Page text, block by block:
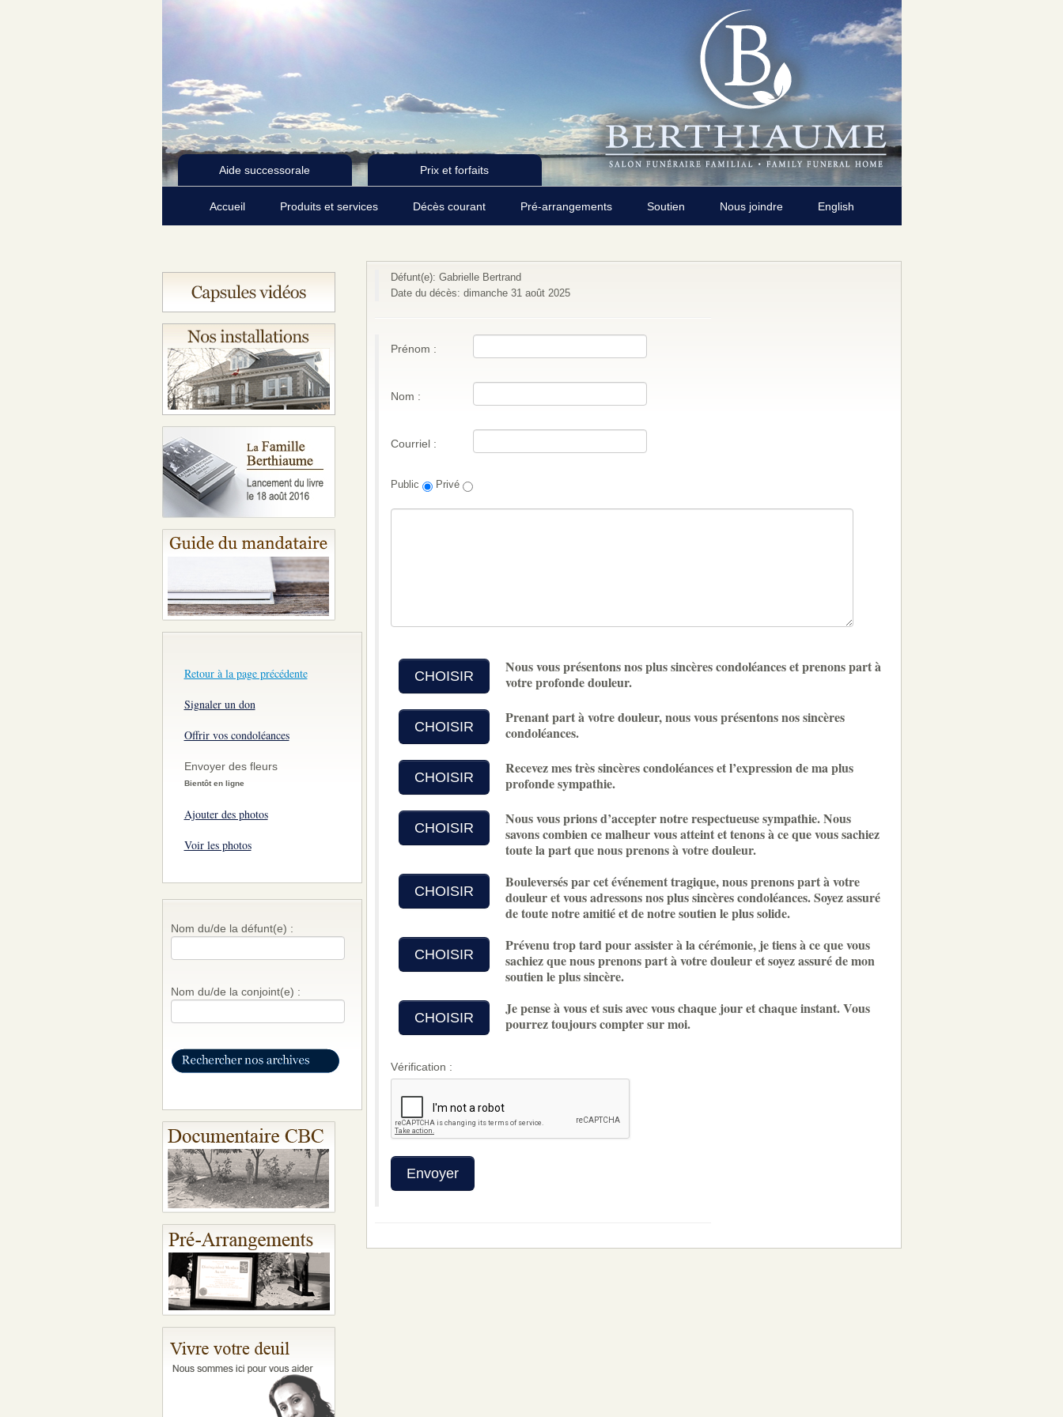
Aide successorale Prix et forfaits
Accueil Produits et services Décès courant Pré-arrangements Soutien Nous joindre English
Retour à la page précédente
Signaler un don
Offrir vos condoléances
Envoyer des fleurs
Bientôt en ligne
Ajouter des photos
Voir les photos
Nom du/de la défunt(e) :
Nom du/de la conjoint(e) :
Défunt(e): Gabrielle Bertrand
Date du décès: dimanche 31 août 2025
Prénom :
Nom :
Courriel :
Public Privé
CHOISIR
Nous vous présentons nos plus sincères condoléances et prenons part à
votre profonde douleur.
CHOISIR
Prenant part à votre douleur, nous vous présentons nos sincères
condoléances.
CHOISIR
Recevez mes très sincères condoléances et l’expression de ma plus
profonde sympathie.
CHOISIR
Nous vous prions d’accepter notre respectueuse sympathie. Nous
savons combien ce malheur vous atteint et tenons à ce que vous sachiez
toute la part que nous prenons à votre douleur.
CHOISIR
Bouleversés par cet événement tragique, nous prenons part à votre
douleur et vous adressons nos plus sincères condoléances. Soyez assuré
de toute notre amitié et de notre soutien le plus solide.
CHOISIR
Prévenu trop tard pour assister à la cérémonie, je tiens à ce que vous
sachiez que nous prenons part à votre douleur et soyez assuré de mon
soutien le plus sincère.
CHOISIR
Je pense à vous et suis avec vous chaque jour et chaque instant. Vous
pourrez toujours compter sur moi.
Vérification :